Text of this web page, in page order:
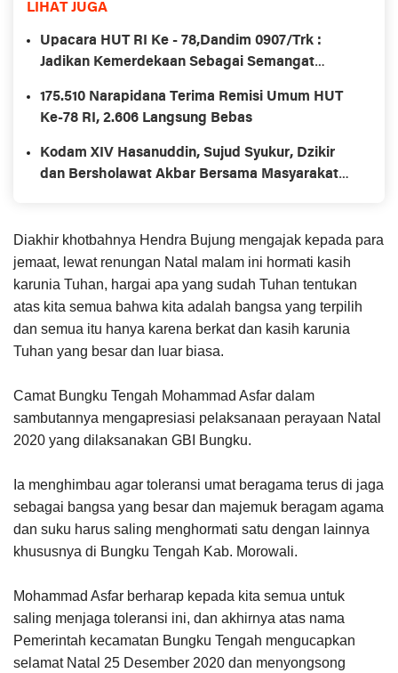
LIHAT JUGA
Upacara HUT RI Ke - 78,Dandim 0907/Trk :
Jadikan Kemerdekaan Sebagai Semangat
175.510 Narapidana Terima Remisi Umum HUT
Ke-78 RI, 2.606 Langsung Bebas
Kodam XIV Hasanuddin, Sujud Syukur, Dzikir
dan Bersholawat Akbar Bersama Masyarakat
Diakhir khotbahnya Hendra Bujung mengajak kepada para
jemaat, lewat renungan Natal malam ini hormati kasih
karunia Tuhan, hargai apa yang sudah Tuhan tentukan
atas kita semua bahwa kita adalah bangsa yang terpilih
dan semua itu hanya karena berkat dan kasih karunia
Tuhan yang besar dan luar biasa.
Camat Bungku Tengah Mohammad Asfar dalam
sambutannya mengapresiasi pelaksanaan perayaan Natal
2020 yang dilaksanakan GBI Bungku.
Ia menghimbau agar toleransi umat beragama terus di jaga
sebagai bangsa yang besar dan majemuk beragam agama
dan suku harus saling menghormati satu dengan lainnya
khususnya di Bungku Tengah Kab. Morowali.
Mohammad Asfar berharap kepada kita semua untuk
saling menjaga toleransi ini, dan akhirnya atas nama
Pemerintah kecamatan Bungku Tengah mengucapkan
selamat Natal 25 Desember 2020 dan menyongsong